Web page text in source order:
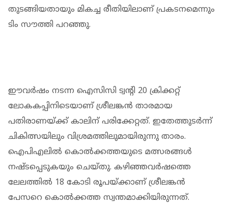
തുടങ്ങിയതായും മികച്ച രീതിയിലാണ് പ്രകടനമെന്നും
ടിം സൗത്തി പറഞ്ഞു.
ഈവര്‍ഷം നടന്ന ഐസിസി ട്വന്റി 20 ക്രിക്കറ്റ്
ലോകകപ്പിനിടെയാണ് ശ്രീലങ്കന്‍ താരമായ
പതിരാണയ്ക്ക് കാലിന് പരിക്കേറ്റത്. ഇതേത്തുടര്‍ന്ന്
ചികിത്സയിലും വിശ്രമത്തിലുമായിരുന്നു താരം.
ഐപിഎലില്‍ കൊല്‍ക്കത്തയുടെ മത്സരങ്ങള്‍
നഷ്ടപ്പെടുകയും ചെയ്തു. കഴിഞ്ഞവര്‍ഷത്തെ
ലേലത്തില്‍ 18 കോടി രൂപയ്ക്കാണ് ശ്രീലങ്കന്‍
പേസറെ കൊല്‍ക്കത്ത സ്വന്തമാക്കിയിരുന്നത്.